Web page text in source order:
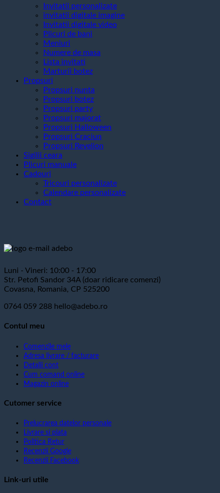
Invitatii personalizate
invitatii digitale imagine
Invitatii digitale video
Plicuri de bani
Meniuri
Numere de masa
Lista invitati
Marturii botez
Propsuri
Propsuri nunta
Propsuri botez
Propsuri party
Propsuri majorat
Propsuri Halloween
Propsuri Craciun
Propsuri Revelion
Sigilii ceara
Plicuri manuale
Cadouri
Tricouri personalizate
Calendare personalizate
Contact
Luni - Vineri: 10:00 - 17:00
Str. Petofi Sandor 34A (doar ridicare comenzi)
Covasna, Romania, CP 525200
0764 059 288 hello@adebo.ro
Contul meu
Comenzile mele
Adresa livrare / facturare
Detalii cont
Cum comand online
Magazin online
Cutomer service
Prelucrarea datelor personale
Livrare si plata
Politica Retur
Recenzii Google
Recenzii Facebook
Link-uri utile